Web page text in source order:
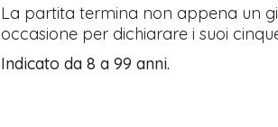
La partita termina non appena un
occasione per dichiarare i suoi
Indicato da 8 a 99 anni.